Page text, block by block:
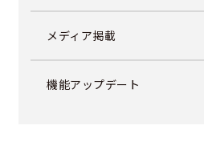
メディア掲載
機能アップデート